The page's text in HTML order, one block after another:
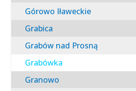
Górowo Iławeckie
Grabica
Grabów nad Prosną
Grabówka
Granowo